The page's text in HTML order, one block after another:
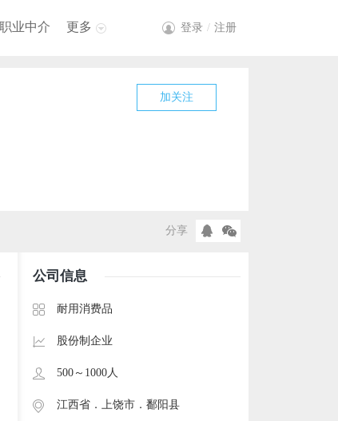
职业中介 更多 登录 / 注册
加关注
分享
公司信息
耐用消费品
股份制企业
500～1000人
江西省． 上饶市 ． 鄱阳县